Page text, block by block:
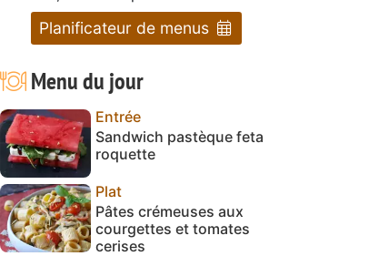
Planificateur de menus
Menu du jour
Entrée
Sandwich pastèque feta
roquette
Plat
Pâtes crémeuses aux
courgettes et tomates
cerises